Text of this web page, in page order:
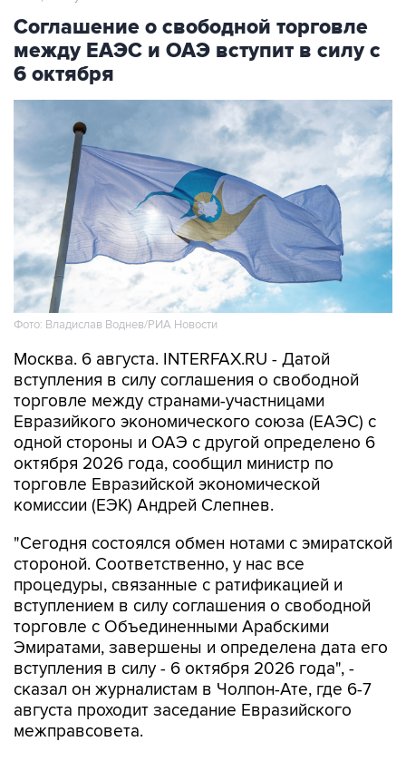
Соглашение о свободной торговле
между ЕАЭС и ОАЭ вступит в силу с
6 октября
Фото: Владислав Воднев/РИА Новости
Москва. 6 августа. INTERFAX.RU - Датой
вступления в силу соглашения о свободной
торговле между странами-участницами
Евразийкого экономического союза (ЕАЭС) с
одной стороны и ОАЭ с другой определено 6
октября 2026 года, сообщил министр по
торговле Евразийской экономической
комиссии (ЕЭК) Андрей Слепнев.
"Сегодня состоялся обмен нотами с эмиратской
стороной. Соответственно, у нас все
процедуры, связанные с ратификацией и
вступлением в силу соглашения о свободной
торговле с Объединенными Арабскими
Эмиратами, завершены и определена дата его
вступления в силу - 6 октября 2026 года", -
сказал он журналистам в Чолпон-Ате, где 6-7
августа проходит заседание Евразийского
межправсовета.